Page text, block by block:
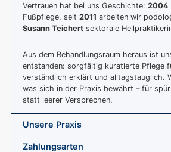
Vertrauen hat bei uns Geschichte: 2004
Fußpflege, seit 2011 arbeiten wir
Susann Teichert sektorale
Aus dem Behandlungsraum heraus ist
entstanden: sorgfältig kuratierte Pflege
verständlich erklärt und alltagstauglich.
was sich in der Praxis bewährt – für
statt leerer Versprechen.
Unsere Praxis
Zahlungsarten